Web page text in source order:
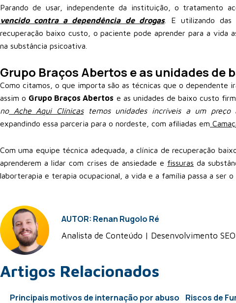
Parando de usar, independente da instituição, o tratamento
vencido contra a dependência de drogas. E utilizando das
recuperação baixo custo, o paciente pode aprender para a vida
na substância psicoativa.
Grupo Braços Abertos e as unidades de
Como citamos, o que importa são as técnicas que o dependente
assim o Grupo Braços Abertos e as unidades de baixo custo
noAche Aqui Clínicastemos unidades incríveis a um preço
expandindo essa parceria para o nordeste, com afiliadas em
Com uma equipe técnica adequada, a clínica de recuperação
aprenderem a lidar com crises de ansiedade e fissuras da
laborterapia e terapia ocupacional, a vida e a família passa a ser o
AUTOR: Renan Rugolo Ré
Analista de Conteúdo | Desenvolvimento
Artigos Relacionados
Principais motivos de internação por abuso Riscos de